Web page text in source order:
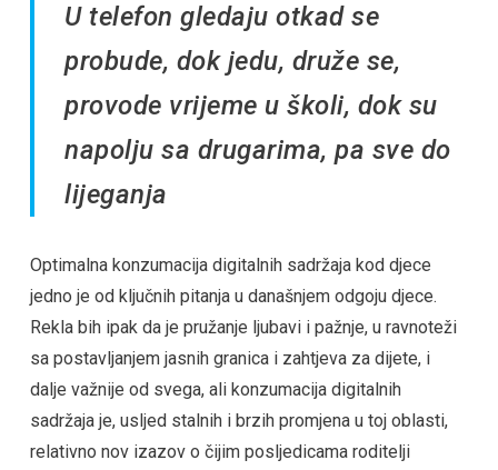
U telefon gledaju otkad se
probude, dok jedu, druže se,
provode vrijeme u školi, dok su
napolju sa drugarima, pa sve do
lijeganja
Optimalna konzumacija digitalnih sadržaja kod djece
jedno je od ključnih pitanja u današnjem odgoju djece.
Rekla bih ipak da je pružanje ljubavi i pažnje, u ravnoteži
sa postavljanjem jasnih granica i zahtjeva za dijete, i
dalje važnije od svega, ali konzumacija digitalnih
sadržaja je, usljed stalnih i brzih promjena u toj oblasti,
relativno nov izazov o čijim posljedicama roditelji